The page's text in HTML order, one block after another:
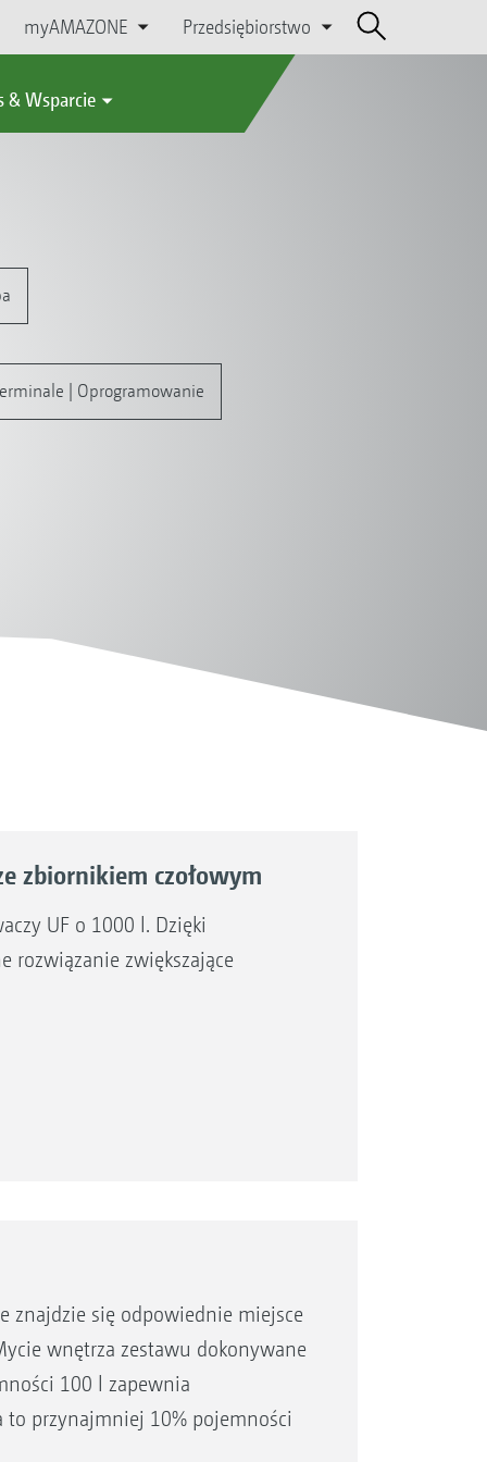
myAMAZONE Przedsiębiorstwo
& Wsparcie
| Oprogramowanie
zbiornikiem czołowym
UF o 1000 l. Dzięki
rozwiązanie zwiększające
przedniej osi ciągnika
znajdzie się odpowiednie miejsce
wnętrza zestawu dokonywane
100 l zapewnia
to przynajmniej 10% pojemności